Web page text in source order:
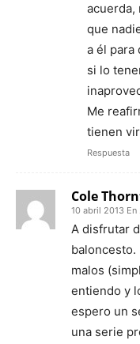
acuerda,
que
a él para
si lo
Me
tienen
Respuesta
Cole
10 abril 2013 En
A disfrutar
baloncesto.
malos
entiendo y
espero un
una serie